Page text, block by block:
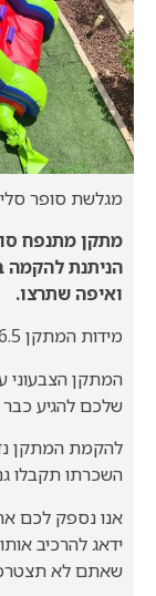
מגלשת סופר
מתקן מתנפח
הניתנת להקמה
ואיפה שתרצו.
מידות המתקן 2X6.5 מטר וגובהו 2.5 מטר.
המתקן הצבעוני
שלכם להגיע
להקמת המתקן
השכרתו תקבלו
אנו נספק לכם
ידאג להרכיב
שאתם לא